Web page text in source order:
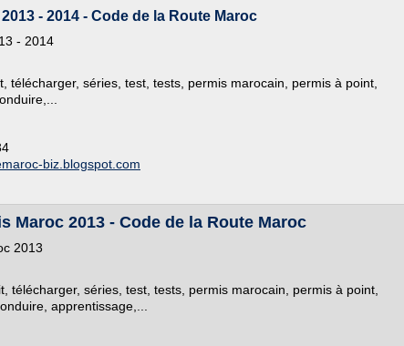
- 2014 - Code de la Route Maroc
- 2014
télécharger, séries, test, tests, permis marocain, permis à point,
biz.blogspot.com
Maroc 2013 - Code de la Route Maroc
2013
télécharger, séries, test, tests, permis marocain, permis à point,
apprentissage,...